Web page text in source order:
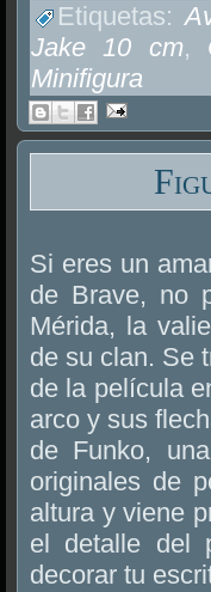
Etiquetas:
Jake 10 cm,
Minifigura
Si eres un
de Brave, no
Mérida, la
de su clan. Se
de la película
arco y sus
de Funko,
originales de
altura y viene
el detalle del
decorar tu